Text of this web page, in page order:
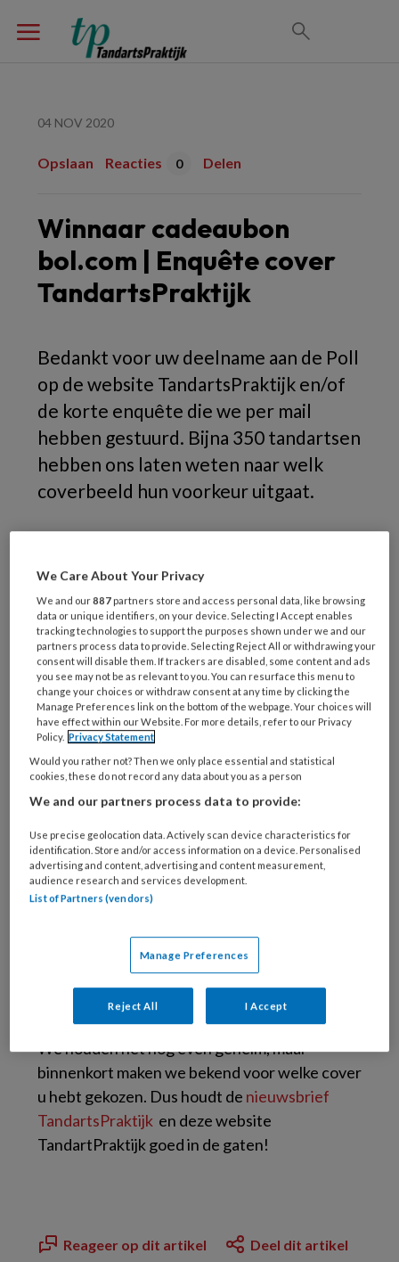
04 NOV 2020
Opslaan Reacties 0 Delen
Winnaar cadeaubon
bol.com | Enquête cover
TandartsPraktijk
Bedankt voor uw deelname aan de Poll
op de website TandartsPraktijk en/of
de korte enquête die we per mail
hebben gestuurd. Bijna 350 tandartsen
hebben ons laten weten naar welk
coverbeeld hun voorkeur uitgaat.
Met het achterlaten van het e-mailadres
maakte u kans op een cadeaubon van bol.com
ter waarde van € 50,- Uit alle inzendingen
hebben we een winnaar getrokken.
Wietske (uit Nijmegen)
Er is inmiddels contact met haar geweest en
Nieuwe cover
TandartsPraktijk
We houden het nog even geheim, maar
binnenkort maken we bekend voor welke cover
u hebt gekozen. Dus houdt de nieuwsbrief
TandartsPraktijk en deze website
TandartPraktijk goed in de gaten!
Reageer op dit artikel Deel dit artikel
We Care About Your Privacy
We and our887 partners store and access personal data, like browsing
data or unique identifiers, on your device. Selecting I Accept enables
tracking technologies to support the purposes shown under we and our
partners process data to provide. Selecting Reject All or withdrawing your
consent will disable them. If trackers are disabled, some content and ads
you see may not be as relevant to you. You can resurface this menu to
change your choices or withdraw consent at any time by clicking the
Manage Preferences link on the bottom of the webpage. Your choices will
have effect within our Website. For more details, refer to our Privacy
Policy. Privacy Statement
Would you rather not? Then we only place essential and statistical
cookies, these do not record any data about you as a person
We and our partners process data to provide:
Use precise geolocation data. Actively scan device characteristics for
identification. Store and/or access information on a device. Personalised
advertising and content, advertising and content measurement,
audience research and services development.
List of Partners (vendors)
Manage Preferences
Reject All I Accept